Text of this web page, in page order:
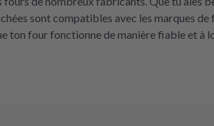
sont compatibles avec les marques de
ton four fonctionne de manière fiable et à